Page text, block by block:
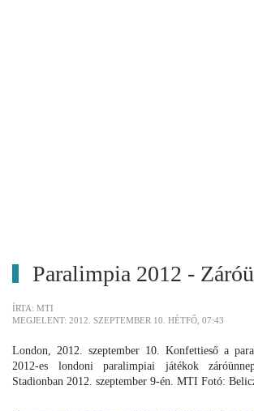
Paralimpia 2012 -
ÍRTA: MTI
MEGJELENT: 2012. SZEPTEMBER 10. HÉTFŐ, 07:43
London, 2012. szeptember 10. Konfettieső a
2012-es londoni paralimpiai játékok
Stadionban 2012. szeptember 9-én. MTI Fotó: